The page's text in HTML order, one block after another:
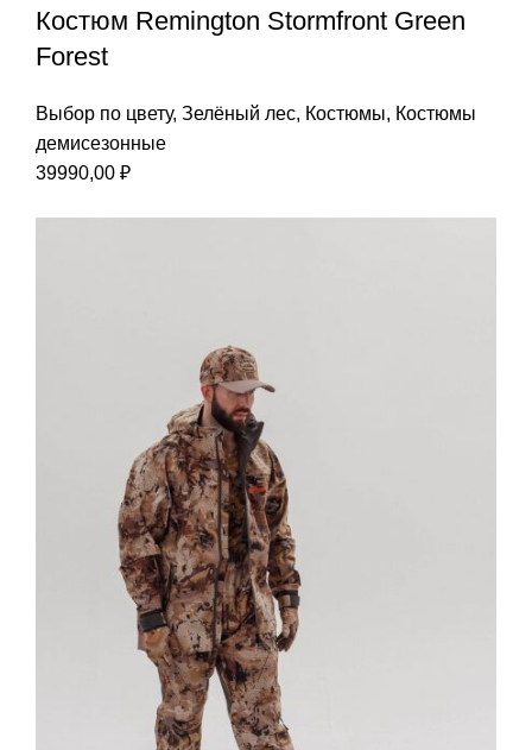
Костюм Remington Stormfront Green
Forest
Выбор по цвету, Зелёный лес, Костюмы, Костюмы
демисезонные
39990,00 ₽